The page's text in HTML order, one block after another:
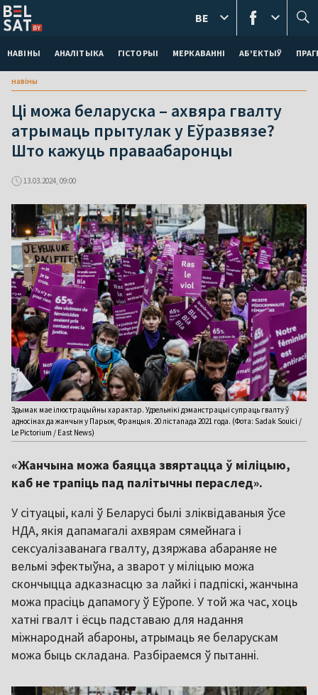
НАВІНЫ АНАЛІТЫКА ГІСТОРЫІ МЕРКАВАННI АБ'ЕКТЫЎ
BE
навіны
Ці можа беларуска – ахвяра гвалту
атрымаць прытулак у Еўразвязе?
Што кажуць праваабаронцы
13.03.2024, 09:00
Здымак мае ілюстрацыйны характар. Удзельнікі дэманстрацыі супраць гвалту ў
адносінах да жанчын у Парыж, Францыя. 20 лістапада 2021 года. (Фота: Sadak Souici /
Le Pictorium / East News)
«Жанчына можа баяцца звяртацца ў міліцыю,
каб не трапіць пад палітычны пераслед».
У сітуацыі, калі ў Беларусі былі зліквідаваныя ўсе
НДА, якія дапамагалі ахвярам сямейнага і
сексуалізаванага гвалту, дзяржава абараняе не
вельмі эфектыўна, а зварот у міліцыю можа
скончыцца адказнасцю за лайкі і падпіскі, жанчына
можа прасіць дапамогу ў Еўропе. У той жа час, хоць
хатні гвалт і ёсць падставаю для надання
міжнароднай абароны, атрымаць яе беларускам
можа быць складана. Разбіраемся ў пытанні.